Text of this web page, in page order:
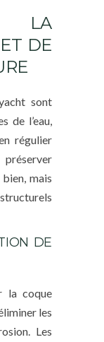
LA
DE
sont
de l’eau,
régulier
mais
DE
la coque
les
Les